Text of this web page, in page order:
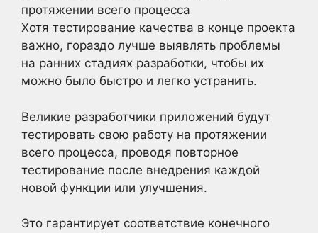
протяжении всего процесса
Хотя тестирование качества в конце проекта
важно, гораздо лучше выявлять проблемы
на ранних стадиях разработки, чтобы их
можно было быстро и легко устранить.
Великие разработчики приложений будут
тестировать свою работу на протяжении
всего процесса, проводя повторное
тестирование после внедрения каждой
новой функции или улучшения.
Это гарантирует соответствие конечного